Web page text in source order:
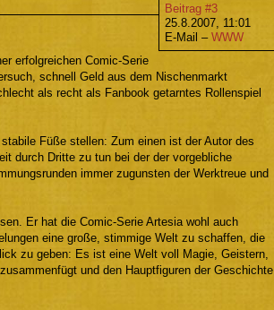
Beitrag #3
25.8.2007, 11:01
E-Mail – WWW
erfolgreichen Comic-Serie
schnell Geld aus dem Nischenmarkt
als recht als Fanbook getarntes Rollenspiel
Füße stellen: Zum einen ist der Autor des
durch Dritte zu tun bei der der vorgebliche
immer zugunsten der Werktreue und
Er hat die Comic-Serie Artesia wohl auch
eine große, stimmige Welt zu schaffen, die
zu geben: Es ist eine Welt voll Magie, Geistern,
und den Hauptfiguren der Geschichte